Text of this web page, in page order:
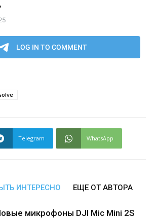
Telegram WhatsApp
ИНТЕРЕСНО ЕЩЕ ОТ АВТОРА
микрофоны DJI Mic Mini 2S